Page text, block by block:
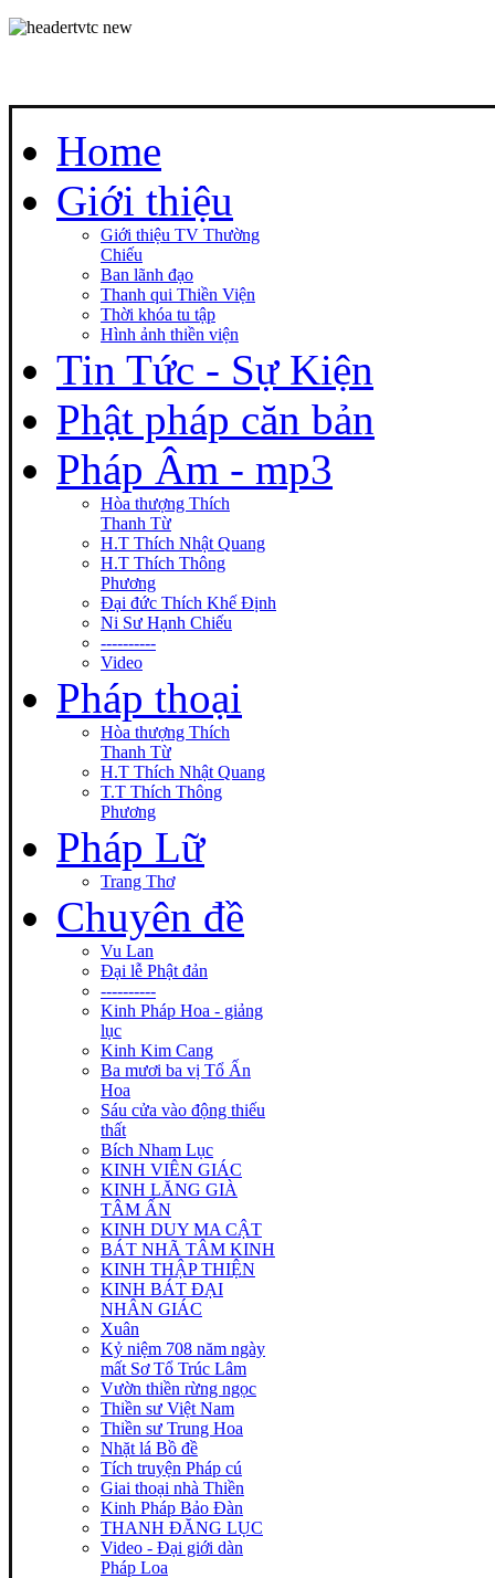
Home
Giới thiệu
Giới thiệu TV Thường
Chiếu
Ban lãnh đạo
Thanh qui Thiền Viện
Thời khóa tu tập
Hình ảnh thiền viện
Tin Tức - Sự Kiện
Phật pháp căn bản
Pháp Âm - mp3
Hòa thượng Thích
Thanh Từ
H.T Thích Nhật Quang
H.T Thích Thông
Phương
Đại đức Thích Khế Định
Ni Sư Hạnh Chiếu
----------
Video
Pháp thoại
Hòa thượng Thích
Thanh Từ
H.T Thích Nhật Quang
T.T Thích Thông
Phương
Pháp Lữ
Trang Thơ
Chuyên đề
Vu Lan
Đại lễ Phật đản
----------
Kinh Pháp Hoa - giảng
lục
Kinh Kim Cang
Ba mươi ba vị Tổ Ấn
Hoa
Sáu cửa vào động thiếu
thất
Bích Nham Lục
KINH VIÊN GIÁC
KINH LĂNG GIÀ
TÂM ẤN
KINH DUY MA CẬT
BÁT NHÃ TÂM KINH
KINH THẬP THIỆN
KINH BÁT ĐẠI
NHÂN GIÁC
Xuân
Kỷ niệm 708 năm ngày
mất Sơ Tổ Trúc Lâm
Vườn thiền rừng ngọc
Thiền sư Việt Nam
Thiền sư Trung Hoa
Nhặt lá Bồ đề
Tích truyện Pháp cú
Giai thoại nhà Thiền
Kinh Pháp Bảo Đàn
THANH ĐĂNG LỤC
Video - Đại giới dàn
Pháp Loa